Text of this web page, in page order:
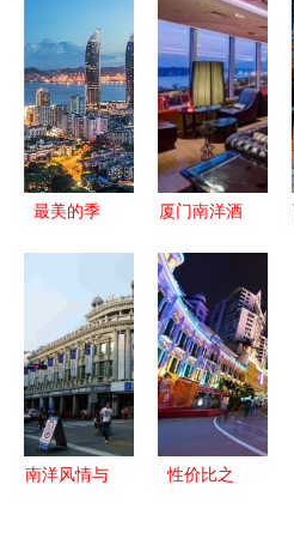
生活
古韵、渔村
风情与南洋
记忆
最美的季
厦门南洋酒
与“土味”的
碰撞，好评
如潮的跨界
惊喜
南洋风情与
性价比之